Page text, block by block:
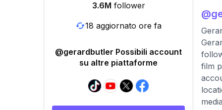
3.6M follower
18 aggiornato ore fa
@gerardbutler Possibili account
su altre piattaforme
@
film